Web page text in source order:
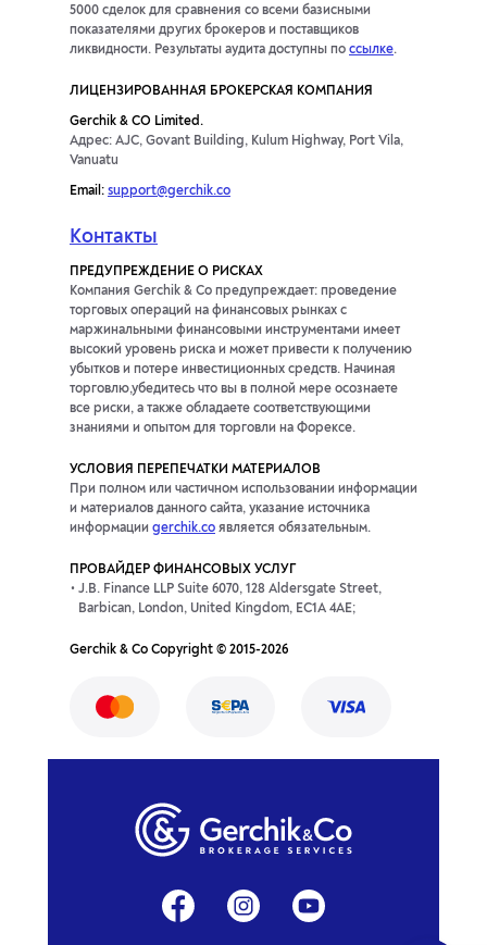
5000 сделок для сравнения со всеми базисными
показателями других брокеров и поставщиков
ликвидности. Результаты аудита доступны по ссылке.
ЛИЦЕНЗИРОВАННАЯ БРОКЕРСКАЯ КОМПАНИЯ
Gerchik & CO Limited.
Адрес: AJC, Govant Building, Kulum Highway, Port Vila,
Vanuatu
Email: support@gerchik.co
Контакты
ПРЕДУПРЕЖДЕНИЕ О РИСКАХ
Компания Gerchik & Co предупреждает: проведение
торговых операций на финансовых рынках с
маржинальными финансовыми инструментами имеет
высокий уровень риска и может привести к получению
убытков и потере инвестиционных средств. Начиная
торговлю,убедитесь что вы в полной мере осознаете
все риски, а также обладаете соответствующими
знаниями и опытом для торговли на Форексе.
УСЛОВИЯ ПЕРЕПЕЧАТКИ МАТЕРИАЛОВ
При полном или частичном использовании информации
и материалов данного сайта, указание источника
информации gerchik.co является обязательным.
ПРОВАЙДЕР ФИНАНСОВЫХ УСЛУГ
J.B. Finance LLP Suite 6070, 128 Aldersgate Street,
Barbican, London, United Kingdom, EC1A 4AE;
Gerchik & Co Copyright © 2015-2026